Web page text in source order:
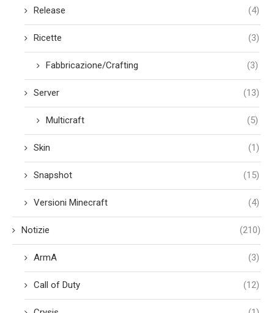
Release (4)
Ricette (3)
Fabbricazione/Crafting (3)
Server (13)
Multicraft (5)
Skin (1)
Snapshot (15)
Versioni Minecraft (4)
Notizie (210)
ArmA (3)
Call of Duty (12)